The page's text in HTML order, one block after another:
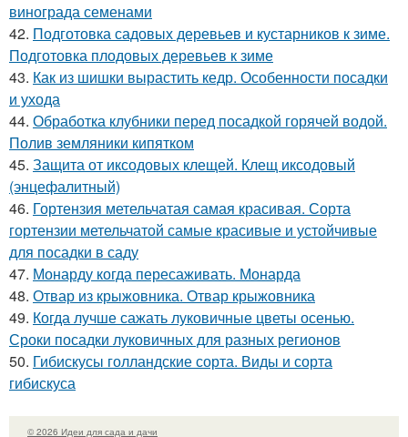
винограда семенами
42. Подготовка садовых деревьев и кустарников к зиме.
Подготовка плодовых деревьев к зиме
43. Как из шишки вырастить кедр. Особенности посадки
и ухода
44. Обработка клубники перед посадкой горячей водой.
Полив земляники кипятком
45. Защита от иксодовых клещей. Клещ иксодовый
(энцефалитный)
46. Гортензия метельчатая самая красивая. Сорта
гортензии метельчатой самые красивые и устойчивые
для посадки в саду
47. Монарду когда пересаживать. Монарда
48. Отвар из крыжовника. Отвар крыжовника
49. Когда лучше сажать луковичные цветы осенью.
Сроки посадки луковичных для разных регионов
50. Гибискусы голландские сорта. Виды и сорта
гибискуса
© 2026 Идеи для сада и дачи